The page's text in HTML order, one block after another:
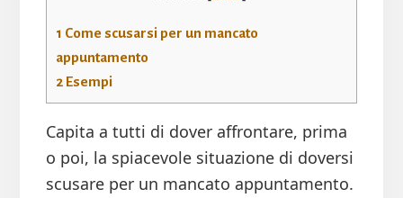
1 Come scusarsi per un mancato
appuntamento
2Esempi
Capita a tutti di dover affrontare, prima
o poi, la spiacevole situazione di doversi
scusare per un mancato appuntamento.